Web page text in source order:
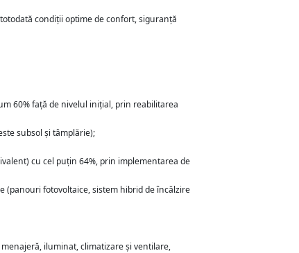
condiții optime de confort, siguranță
60% față de nivelul inițial, prin reabilitarea
subsol și tâmplărie);
cu cel puțin 64%, prin implementarea de
(panouri fotovoltaice, sistem hibrid de încălzire
iluminat, climatizare și ventilare,